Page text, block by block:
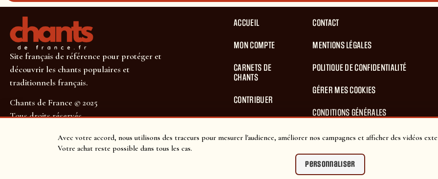
Avec votre accord, nous utilisons des traceurs pour mesurer l'audience, améliorer nos campagnes et afficher des vidéos
Votre achat reste possible dans tous les cas.
Personnaliser
Site français de référence pour protéger et
découvrir les chants populaires et
traditionnels français.
Chants de France © 2025
Tous droits réservés
SUIVEZ-NOUS POUR NE RIEN MANQUER !
ACCUEIL
MON COMPTE
CARNETS DE
CHANTS
CONTRIBUER
CONTACT
MENTIONS LÉGALES
POLITIQUE DE CONFIDENTIALITÉ
GÉRER MES COOKIES
CONDITIONS GÉNÉRALES
CONDITIONS GÉNÉRALES DE VENTES